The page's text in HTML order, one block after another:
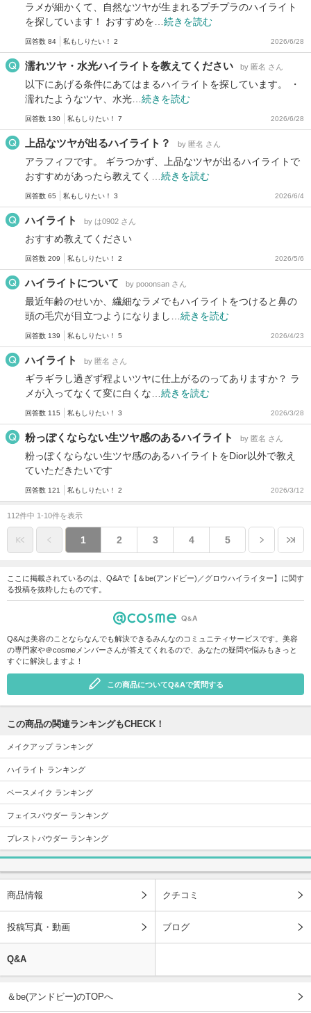
ラメが細かくて、自然なツヤが生まれるプチプラのハイライト
を探しています！ おすすめを… 続きを読む
回答数 84 私もしりたい！ 2 2026/6/28
濡れツヤ・水光ハイライトを教えてください by 匿名 さん
以下にあげる条件にあてはまるハイライトを探しています。 ・
濡れたようなツヤ、水光… 続きを読む
回答数 130 私もしりたい！ 7 2026/6/28
上品なツヤが出るハイライト？ by 匿名 さん
アラフィフです。 ギラつかず、上品なツヤが出るハイライトで
おすすめがあったら教えてく… 続きを読む
回答数 65 私もしりたい！ 3 2026/6/4
ハイライト by は0902 さん
おすすめ教えてください
回答数 209 私もしりたい！ 2 2026/5/6
ハイライトについて by pooonsan さん
最近年齢のせいか、繊細なラメでもハイライトをつけると鼻の
頭の毛穴が目立つようになりまし… 続きを読む
回答数 139 私もしりたい！ 5 2026/4/23
ハイライト by 匿名 さん
ギラギラし過ぎず程よいツヤに仕上がるのってありますか？ ラ
メが入ってなくて変に白くな… 続きを読む
回答数 115 私もしりたい！ 3 2026/3/28
粉っぽくならない生ツヤ感のあるハイライト by 匿名 さん
粉っぽくならない生ツヤ感のあるハイライトをDior以外で教え
ていただきたいです
回答数 121 私もしりたい！ 2 2026/3/12
112件中 1-10件を表示
1 2 3 4 5
ここに掲載されているのは、Q&Aで【＆be(アンドビー)／グロウハイライター】に関す
る投稿を抜粋したものです。
Q&Aは美容のことならなんでも解決できるみんなのコミュニティサービスです。美容
の専門家や＠cosmeメンバーさんが答えてくれるので、あなたの疑問や悩みもきっと
すぐに解決しますよ！
この商品についてQ&Aで質問する
この商品の関連ランキングもCHECK！
メイクアップ ランキング
ハイライト ランキング
ベースメイク ランキング
フェイスパウダー ランキング
プレストパウダー ランキング
商品情報 クチコミ
投稿写真・動画 ブログ
Q&A
＆be(アンドビー)のTOPへ